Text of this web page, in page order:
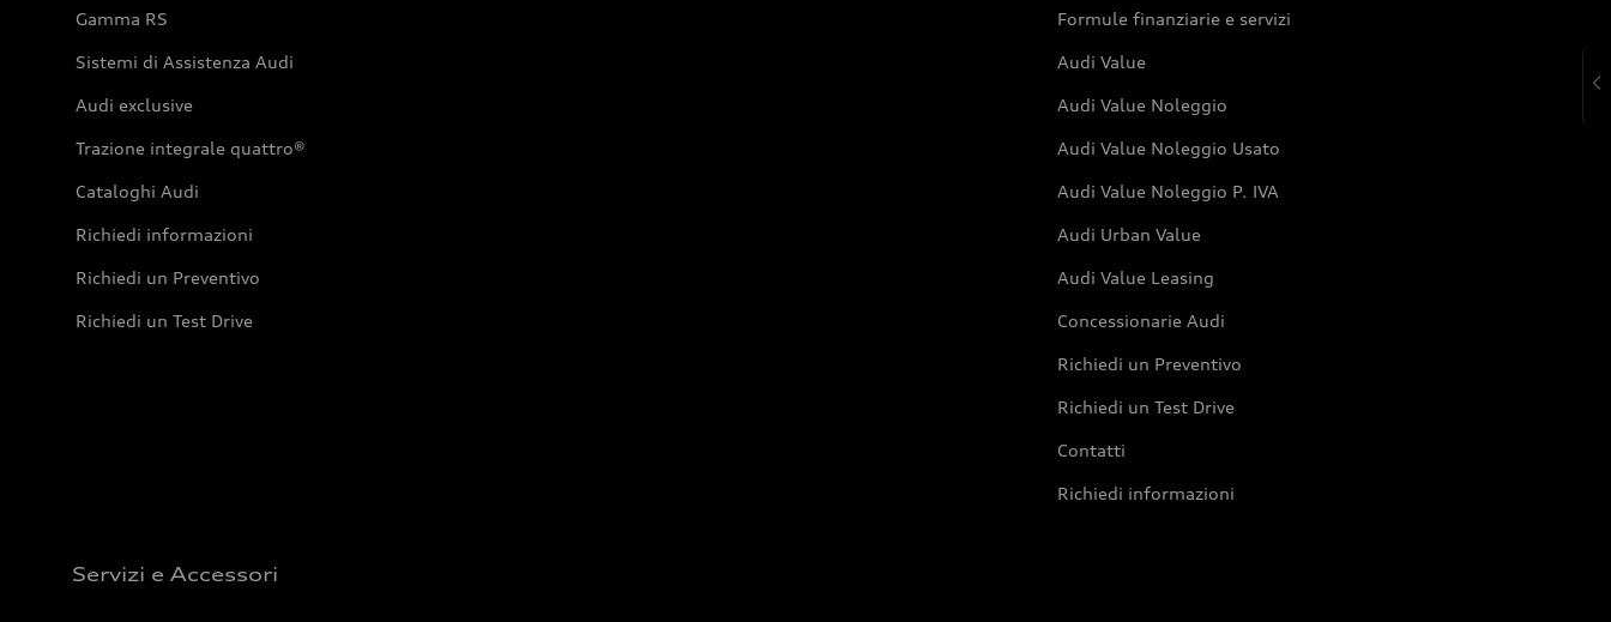
Gamma RS
Sistemi di Assistenza Audi
Audi exclusive
Trazione integrale quattro®
Cataloghi Audi
Richiedi informazioni
Richiedi un Preventivo
Richiedi un Test Drive
Formule finanziarie e servizi
Audi Value
Audi Value Noleggio
Audi Value Noleggio Usato
Audi Value Noleggio P. IVA
Audi Urban Value
Audi Value Leasing
Concessionarie Audi
Richiedi un Preventivo
Richiedi un Test Drive
Contatti
Richiedi informazioni
Servizi e Accessori